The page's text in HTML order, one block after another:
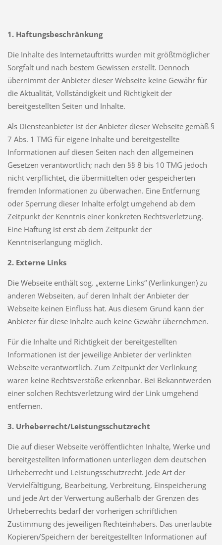
1. Haftungsbeschränkung
Die Inhalte des Internetauftritts wurden mit größtmöglicher
Sorgfalt und nach bestem Gewissen erstellt. Dennoch
übernimmt der Anbieter dieser Webseite keine Gewähr für
die Aktualität, Vollständigkeit und Richtigkeit der
bereitgestellten Seiten und Inhalte.
Als Diensteanbieter ist der Anbieter dieser Webseite gemäß §
7 Abs. 1 TMG für eigene Inhalte und bereitgestellte
Informationen auf diesen Seiten nach den allgemeinen
Gesetzen verantwortlich; nach den §§ 8 bis 10 TMG jedoch
nicht verpflichtet, die übermittelten oder gespeicherten
fremden Informationen zu überwachen. Eine Entfernung
oder Sperrung dieser Inhalte erfolgt umgehend ab dem
Zeitpunkt der Kenntnis einer konkreten Rechtsverletzung.
Eine Haftung ist erst ab dem Zeitpunkt der
Kenntniserlangung möglich.
2. Externe Links
Die Webseite enthält sog. „externe Links“ (Verlinkungen) zu
anderen Webseiten, auf deren Inhalt der Anbieter der
Webseite keinen Einfluss hat. Aus diesem Grund kann der
Anbieter für diese Inhalte auch keine Gewähr übernehmen.
Für die Inhalte und Richtigkeit der bereitgestellten
Informationen ist der jeweilige Anbieter der verlinkten
Webseite verantwortlich. Zum Zeitpunkt der Verlinkung
waren keine Rechtsverstöße erkennbar. Bei Bekanntwerden
einer solchen Rechtsverletzung wird der Link umgehend
entfernen.
3. Urheberrecht/Leistungsschutzrecht
Die auf dieser Webseite veröffentlichten Inhalte, Werke und
bereitgestellten Informationen unterliegen dem deutschen
Urheberrecht und Leistungsschutzrecht. Jede Art der
Vervielfältigung, Bearbeitung, Verbreitung, Einspeicherung
und jede Art der Verwertung außerhalb der Grenzen des
Urheberrechts bedarf der vorherigen schriftlichen
Zustimmung des jeweiligen Rechteinhabers. Das unerlaubte
Kopieren/Speichern der bereitgestellten Informationen auf